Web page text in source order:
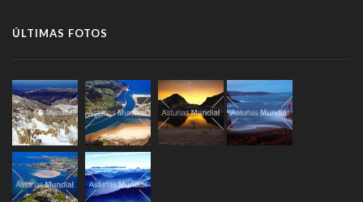
ÚLTIMAS FOTOS